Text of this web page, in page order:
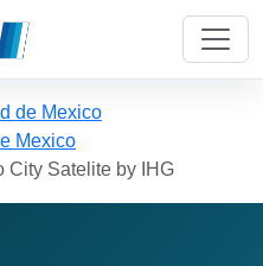
de Mexico
Mexico
City Satelite by IHG